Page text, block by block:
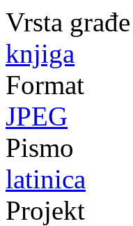
Vrsta građe
knjiga
Format
JPEG
Pismo
latinica
Projekt